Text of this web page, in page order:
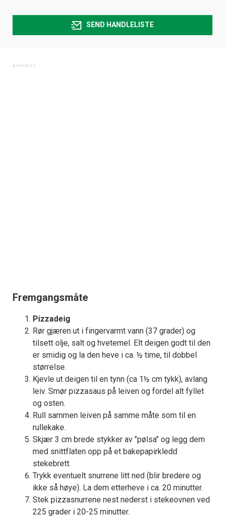
SEND HANDLELISTE
Fremgangsmåte
Pizzadeig
Rør gjæren ut i fingervarmt vann (37 grader) og
tilsett olje, salt og hvetemel. Elt deigen godt til den
er smidig og la den heve i ca. ½ time, til dobbel
størrelse.
Kjevle ut deigen til en tynn (ca 1½ cm tykk), avlang
leiv. Smør pizzasaus på leiven og fordel alt fyllet
og osten.
Rull sammen leiven på samme måte som til en
rullekake.
Skjær 3 cm brede stykker av "pølsa" og legg dem
med snittflaten opp på et bakepapirkledd
stekebrett.
Trykk eventuelt snurrene litt ned (blir bredere og
ikke så høye). La dem etterheve i ca. 20 minutter.
Stek pizzasnurrene nest nederst i stekeovnen ved
225 grader i 20-25 minutter.